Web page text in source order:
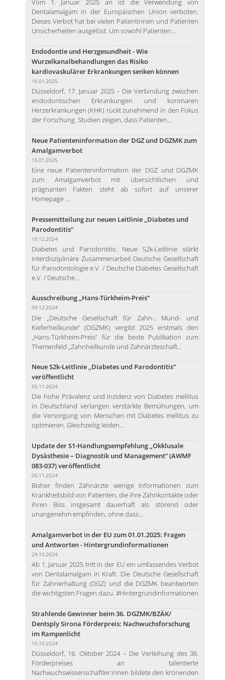
Vom 1. Januar 2025 an ist die Verwendung von
Dentalamalgam in der Europäischen Union verboten.
Dieses Verbot hat bei vielen Patientinnen und Patienten
Unsicherheiten ausgelöst. Um sowohl Patienten...
Endodontie und Herzgesundheit - Wie
Wurzelkanalbehandlungen das Risiko
kardiovaskulärer Erkrankungen senken können
16.01.2025
Düsseldorf, 17. Januar 2025 - Die Verbindung zwischen
endodontischen Erkrankungen und koronaren
Herzerkrankungen (KHK) rückt zunehmend in den Fokus
der Forschung. Studien zeigen, dass Patienten...
Neue Patienteninformation der DGZ und DGZMK zum
Amalgamverbot
15.01.2025
Eine neue Patienteninformation der DGZ und DGZMK
zum Amalgamverbot mit übersichtlichen und
prägnanten Fakten steht ab sofort auf unserer
Homepage ...
Pressemitteilung zur neuen Leitlinie „Diabetes und
Parodontitis“
10.12.2024
Diabetes und Parodontitis: Neue S2k-Leitlinie stärkt
interdisziplinäre Zusammenarbeit Deutsche Gesellschaft
für Parodontologie e.V. / Deutsche Diabetes Gesellschaft
e.V. / Deutsche...
Ausschreibung „Hans-Türkheim-Preis“
09.12.2024
Die „Deutsche Gesellschaft für Zahn-, Mund- und
Kieferheilkunde“ (DGZMK) vergibt 2025 erstmals den
„Hans-Türkheim-Preis“ für die beste Publikation zum
Themenfeld „Zahnheilkunde und Zahnärzteschaft...
Neue S2k-Leitlinie „Diabetes und Parodontitis“
veröffentlicht
05.11.2024
Die hohe Prävalenz und Inzidenz von Diabetes mellitus
in Deutschland verlangen verstärkte Bemühungen, um
die Versorgung von Menschen mit Diabetes mellitus zu
optimieren. Gleichzeitig leiden...
Update der S1-Handlungsempfehlung „Okklusale
Dysästhesie – Diagnostik und Management“ (AWMF
083-037) veröffentlicht
05.11.2024
Bisher finden Zahnärzte wenige Informationen zum
Krankheitsbild von Patienten, die ihre Zahnkontakte oder
ihren Biss insgesamt dauerhaft als störend oder
unangenehm empfinden, ohne dass...
Amalgamverbot in der EU zum 01.01.2025: Fragen
und Antworten - Hintergrundinformationen
29.10.2024
Ab 1. Januar 2025 tritt in der EU ein umfassendes Verbot
von Dentalamalgam in Kraft. Die Deutsche Gesellschaft
für Zahnerhaltung (DGZ) und die DGZMK beantworten
die wichtigsten Fragen dazu. #Hintergrundinformationen
Strahlende Gewinner beim 36. DGZMK/BZÄK/
Dentsply Sirona Förderpreis: Nachwuchsforschung
im Rampenlicht
15.10.2024
Düsseldorf, 16. Oktober 2024 – Die Verleihung des 36.
Förderpreises an talentierte
Nachwuchswissenschaftler:innen bildete den krönenden